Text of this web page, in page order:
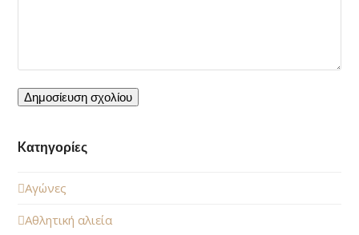
Kατηγορίες
Αγώνες
Αθλητική αλιεία